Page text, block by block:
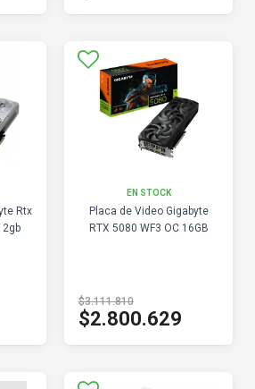
Rtx
EN STOCK
Placa de Video Gigabyte
RTX 5080 WF3 OC 16GB
$3.111.810
$2.800.629